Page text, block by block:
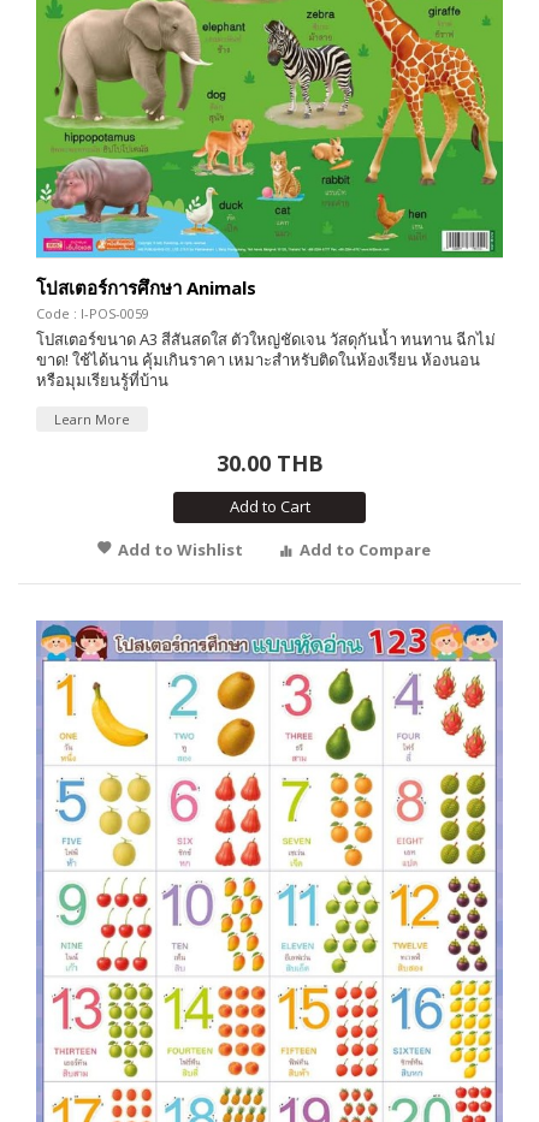
โปสเตอร์การศึกษา Animals
Code : I-POS-0059
โปสเตอร์ขนาด A3 สีสันสดใส ตัวใหญ่ชัดเจน วัสดุกันน้ำ ทนทาน ฉีกไม่
ขาด! ใช้ได้นาน คุ้มเกินราคา เหมาะสำหรับติดในห้องเรียน ห้องนอน
หรือมุมเรียนรู้ที่บ้าน
Learn More
30.00 THB
Add to Cart
Add to Wishlist
Add to Compare